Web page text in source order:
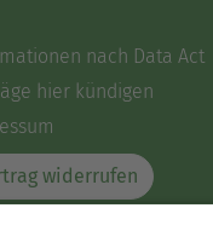
nach Data Act
hier kündigen
widerrufen